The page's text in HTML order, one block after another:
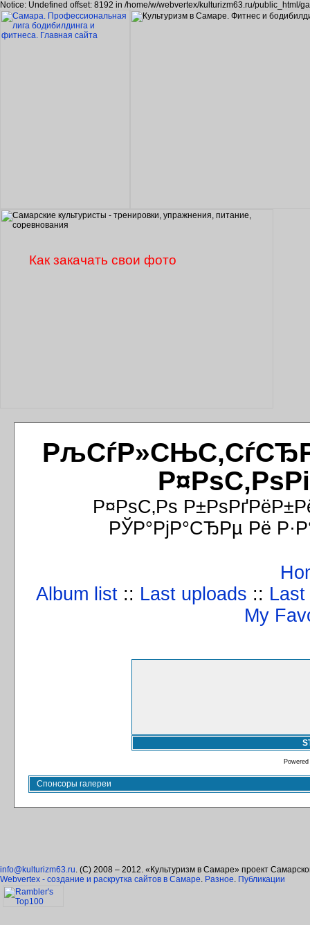
Notice: Undefined offset: 8192 in /home/w/webvertex/kulturizm63.ru/public_html/
Р¤РѕС‚Рѕ
РЎР°РјР°СЂРµ Рё
Album list :: Last uploads ::
My
Webvertex - создание и раскрутка сайтов в Самаре.Разное.Публикации
Как закачать свои фото